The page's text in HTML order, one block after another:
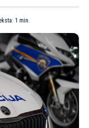
1 min.